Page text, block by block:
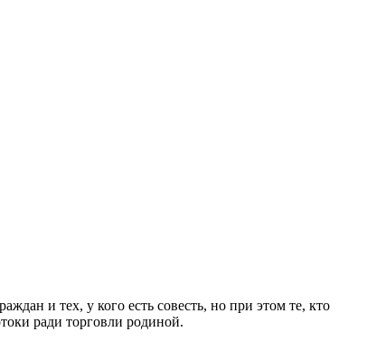
и тех, у кого есть совесть, но при этом те, кто
ради торговли родиной.